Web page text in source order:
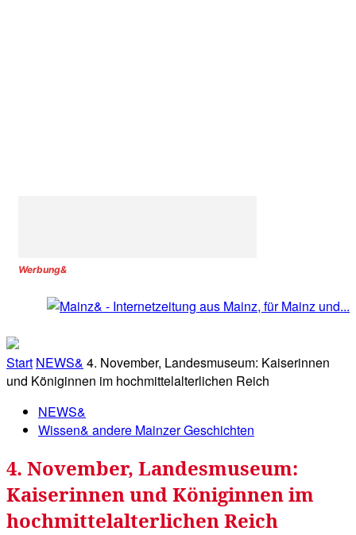
Werbung&
Start NEWS& 4. November, Landesmuseum: Kaiserinnen
und Königinnen im hochmittelalterlichen Reich
NEWS&
Wissen& andere Mainzer Geschichten
4. November, Landesmuseum:
Kaiserinnen und Königinnen im
hochmittelalterlichen Reich